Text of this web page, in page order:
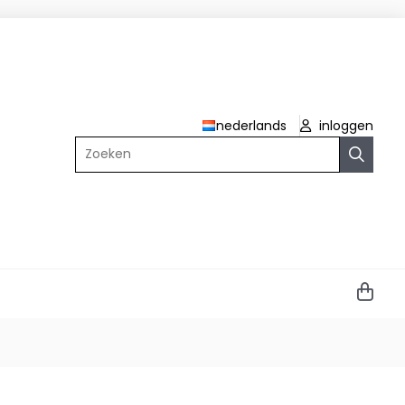
nederlands
inloggen
Zoeken